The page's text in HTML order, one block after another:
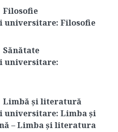
Filosofie
universitare: Filosofie
Sănătate
universitare:
Limbă și literatură
universitare: Limba și
– Limba și literatura